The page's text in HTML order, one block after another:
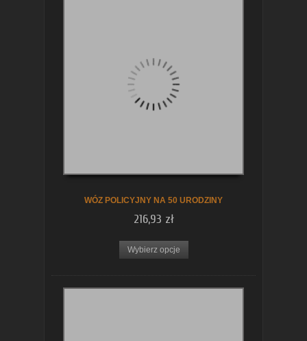
WÓZ POLICYJNY NA 50 URODZINY
216,93 zł
Wybierz opcje